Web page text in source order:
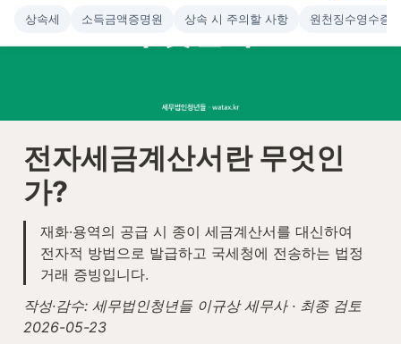
전자세금계산서란 무엇인
가?
재화·용역의 공급 시 종이 세금계산서를 대신하여
전자적 방법으로 발급하고 국세청에 전송하는 법정
거래 증빙입니다.
작성·감수: 세무법인청년들 이규상 세무사 · 최종 검토
2026-05-23
상속세 소득금액증명원 상속 시 주의할 사항 원천징수영수증